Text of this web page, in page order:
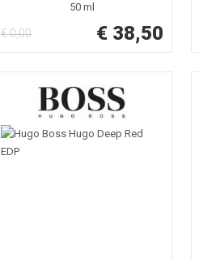
50 ml
€ 0,00 € 38,50